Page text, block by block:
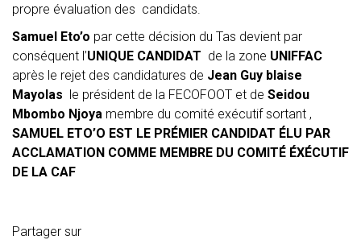
propre évaluation des candidats.
Samuel Eto’o par cette décision du Tas devient par
conséquent l’UNIQUE CANDIDAT de la zone UNIFFAC
après le rejet des candidatures de Jean Guy blaise
Mayolas le président de la FECOFOOT et de Seidou
Mbombo Njoya membre du comité exécutif sortant ,
SAMUEL ETO’O EST LE PRÉMIER CANDIDAT ÉLU PAR
ACCLAMATION COMME MEMBRE DU COMITÉ ÉXÉCUTIF
DE LA CAF
Partager sur